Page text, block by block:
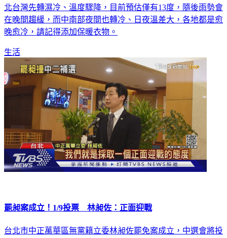
北台灣先轉濕冷、溫度驟降，目前預估僅有13度，隨後雨勢會
在晚間趨緩，而中南部夜間也轉冷、日夜溫差大，各地都是愈
晚愈冷，請記得添加保暖衣物。
生活
罷昶案成立！1/9投票 林昶佐：正面迎戰
台北市中正萬華區無黨籍立委林昶佐罷免案成立，中選會將投